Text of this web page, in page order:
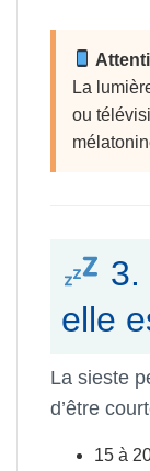
La
ou
3.
elle
La sieste
d’être
15 à